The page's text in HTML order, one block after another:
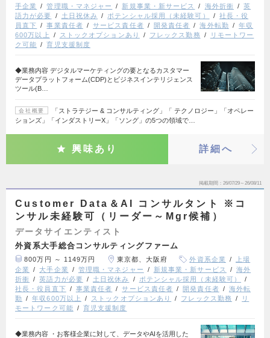
手企業
管理職・マネジャー 新規事業・新サービス 海外折衝
英
語力が必要
土日祝休み ポテンシャル採用（未経験可）
社長・役
員直下
事業責任者 サービス責任者 開発責任者 海外転勤
年収
600万以上
ストックオプションあり フレックス勤務
リモートワー
ク可能
育児支援制度
◆業務内容 デジタルマーケティングの要となるカスタマー
データプラットフォーム(CDP)とビジネスインテリジェンス
ツール(B…
会社概要
「ストラテジー & コンサルティング」「 テクノロジー」「オペレー
ションズ」「インダストリーX」「ソング」の5つの領域で…
興味あり 詳細へ
掲載期間 26/07/29～26/08/11
Customer Data＆AI コンサルタント ※コ
ンサル未経験可（リーダー～Mgr候補）
データサイエンティスト
外資系大手総合コンサルティングファーム
800万円 ～ 1149万円 東京都、大阪府 外資系企業
上場
企業
大手企業 管理職・マネジャー 新規事業・新サービス
海外
折衝
英語力が必要 土日祝休み
ポテンシャル採用（未経験可）
社長・役員直下
事業責任者 サービス責任者 開発責任者
海外転
勤
年収600万以上 ストックオプションあり フレックス勤務
リ
モートワーク可能
育児支援制度
◆業務内容 ・お客様企業に対して、データやAIを活用した